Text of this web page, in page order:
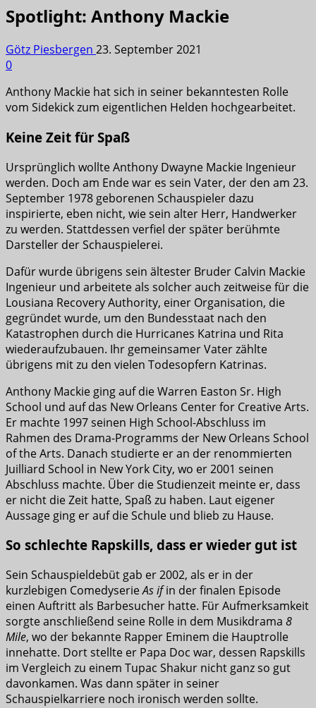
Spotlight: Anthony Mackie
Götz Piesbergen 23. September 2021
0
Anthony Mackie hat sich in seiner bekanntesten Rolle
vom Sidekick zum eigentlichen Helden hochgearbeitet.
Keine Zeit für Spaß
Ursprünglich wollte Anthony Dwayne Mackie Ingenieur
werden. Doch am Ende war es sein Vater, der den am 23.
September 1978 geborenen Schauspieler dazu
inspirierte, eben nicht, wie sein alter Herr, Handwerker
zu werden. Stattdessen verfiel der später berühmte
Darsteller der Schauspielerei.
Dafür wurde übrigens sein ältester Bruder Calvin Mackie
Ingenieur und arbeitete als solcher auch zeitweise für die
Lousiana Recovery Authority, einer Organisation, die
gegründet wurde, um den Bundesstaat nach den
Katastrophen durch die Hurricanes Katrina und Rita
wiederaufzubauen. Ihr gemeinsamer Vater zählte
übrigens mit zu den vielen Todesopfern Katrinas.
Anthony Mackie ging auf die Warren Easton Sr. High
School und auf das New Orleans Center for Creative Arts.
Er machte 1997 seinen High School-Abschluss im
Rahmen des Drama-Programms der New Orleans School
of the Arts. Danach studierte er an der renommierten
Juilliard School in New York City, wo er 2001 seinen
Abschluss machte. Über die Studienzeit meinte er, dass
er nicht die Zeit hatte, Spaß zu haben. Laut eigener
Aussage ging er auf die Schule und blieb zu Hause.
So schlechte Rapskills, dass er wieder gut ist
Sein Schauspieldebüt gab er 2002, als er in der
kurzlebigen ComedyserieAs ifin der finalen Episode
einen Auftritt als Barbesucher hatte. Für Aufmerksamkeit
sorgte anschließend seine Rolle in dem Musikdrama 8
Mile, wo der bekannte Rapper Eminem die Hauptrolle
innehatte. Dort stellte er Papa Doc war, dessen Rapskills
im Vergleich zu einem Tupac Shakur nicht ganz so gut
davonkamen. Was dann später in seiner
Schauspielkarriere noch ironisch werden sollte.